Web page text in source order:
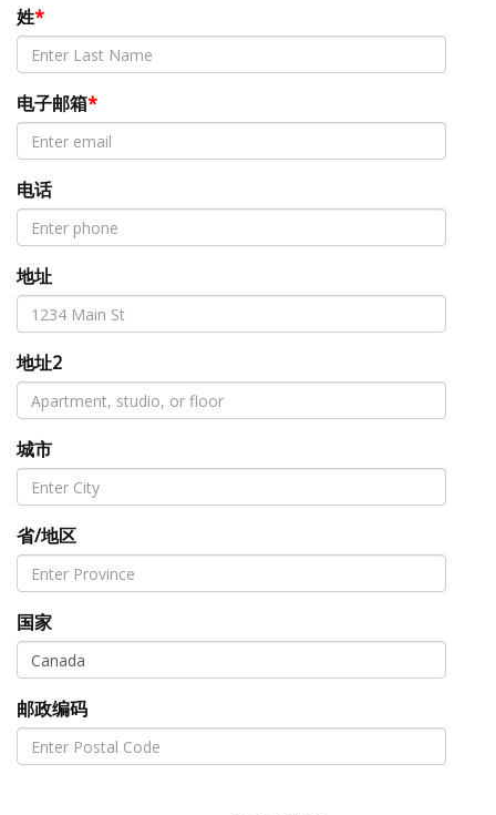
姓*
电子邮箱*
电话
地址
地址2
城市
省/地区
国家
邮政编码